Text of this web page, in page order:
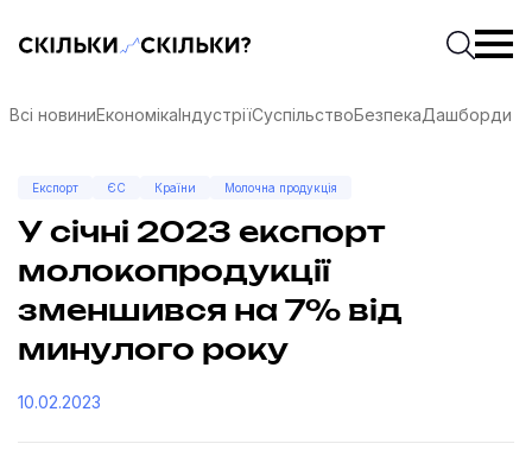
Скільки-скільки? — Медіа про суспільні даніПочати
Всі новиниЕкономікаІндустріїСуспільствоБезпекаДашборди
Експорт ЄС Країни Молочна продукція
У січні 2023 експорт
молокопродукції
зменшився на 7% від
минулого року
10.02.2023